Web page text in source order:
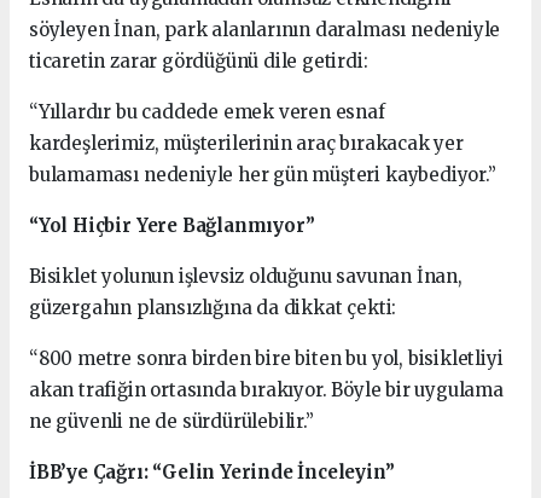
söyleyen İnan, park alanlarının daralması nedeniyle
ticaretin zarar gördüğünü dile getirdi:
“Yıllardır bu caddede emek veren esnaf
kardeşlerimiz, müşterilerinin araç bırakacak yer
bulamaması nedeniyle her gün müşteri kaybediyor.”
“Yol Hiçbir Yere Bağlanmıyor”
Bisiklet yolunun işlevsiz olduğunu savunan İnan,
güzergahın plansızlığına da dikkat çekti:
“800 metre sonra birden bire biten bu yol, bisikletliyi
akan trafiğin ortasında bırakıyor. Böyle bir uygulama
ne güvenli ne de sürdürülebilir.”
İBB’ye Çağrı: “Gelin Yerinde İnceleyin”